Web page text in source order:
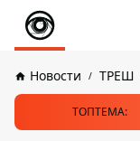
Новости ТРЕШ
ТОПТЕМА: